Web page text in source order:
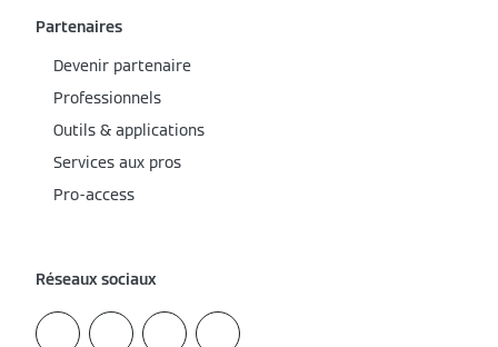
Partenaires
Devenir partenaire
Professionnels
Outils & applications
Services aux pros
Pro-access
Réseaux sociaux